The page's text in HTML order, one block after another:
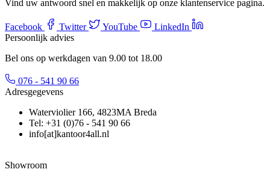
Vind uw antwoord snel en makkelijk op onze klantenservice pagina.
Facebook Twitter YouTube
LinkedIn
Persoonlijk advies
Bel ons op werkdagen van 9.00 tot 18.00
076 - 541 90 66
Adresgegevens
Waterviolier 166, 4823MA Breda
Tel: +31 (0)76 - 541 90 66
info[at]kantoor4all.nl
Showroom